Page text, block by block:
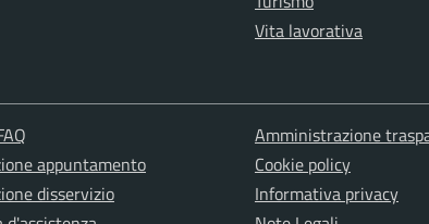
Vita lavorativa
appuntamento
disservizio
Amministrazione
Cookie policy
Informativa privacy